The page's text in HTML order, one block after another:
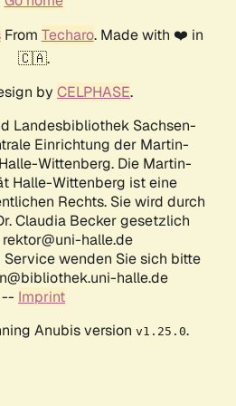
From Techaro. Made with ❤️ in
🇨🇦.
by CELPHASE.
Landesbibliothek Sachsen-
Einrichtung der Martin-
Wittenberg. Die Martin-
Halle-Wittenberg ist eine
Rechts. Sie wird durch
Claudia Becker gesetzlich
halle.de
wenden Sie sich bitte
halle.de
-- Imprint
Anubis version v1.25.0.